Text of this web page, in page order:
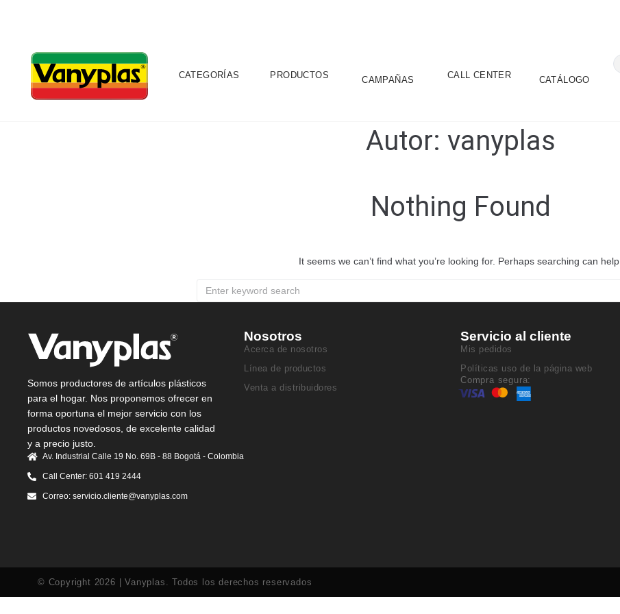
CATEGORÍAS PRODUCTOS CAMPAÑAS CALL CENTER CATÁLOGO
Autor: vanyplas
Nothing Found
It seems we can’t find what you’re looking for. Perhaps searching can help.
Somos productores de artículos plásticos
para el hogar. Nos proponemos ofrecer en
forma oportuna el mejor servicio con los
productos novedosos, de excelente calidad
y a precio justo.
Av. Industrial Calle 19 No. 69B - 88 Bogotá - Colombia
Call Center: 601 419 2444
Correo: servicio.cliente@vanyplas.com
Nosotros
Acerca de nosotros
Línea de productos
Venta a distribuidores
Servicio al cliente
Mis pedidos
Políticas uso de la página web
Compra segura:
© Copyright 2026 | Vanyplas. Todos los derechos reservados